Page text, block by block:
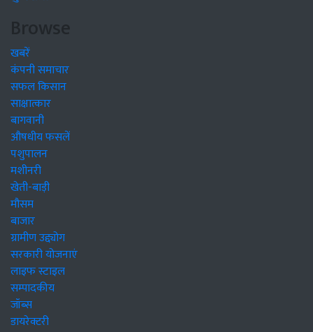
Browse
खबरें
कंपनी समाचार
सफल किसान
साक्षात्कार
बागवानी
औषधीय फसलें
पशुपालन
मशीनरी
खेती-बाड़ी
मौसम
बाजार
ग्रामीण उद्द्योग
सरकारी योजनाएं
लाइफ स्टाइल
सम्पादकीय
जॉब्स
डायरेक्टरी